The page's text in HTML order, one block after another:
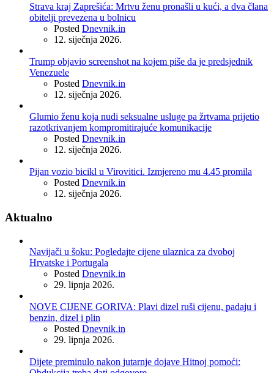
Strava kraj Zaprešića: Mrtvu ženu pronašli u kući, a dva člana
obitelji prevezena u bolnicu
Posted Dnevnik.in
12. siječnja 2026.
Trump objavio screenshot na kojem piše da je predsjednik
Venezuele
Posted Dnevnik.in
12. siječnja 2026.
Glumio ženu koja nudi seksualne usluge pa žrtvama prijetio
razotkrivanjem kompromitirajuće komunikacije
Posted Dnevnik.in
12. siječnja 2026.
Pijan vozio bicikl u Virovitici. Izmjereno mu 4.45 promila
Posted Dnevnik.in
12. siječnja 2026.
Aktualno
Navijači u šoku: Pogledajte cijene ulaznica za dvoboj
Hrvatske i Portugala
Posted Dnevnik.in
29. lipnja 2026.
NOVE CIJENE GORIVA: Plavi dizel ruši cijenu, padaju i
benzin, dizel i plin
Posted Dnevnik.in
29. lipnja 2026.
Dijete preminulo nakon jutarnje dojave Hitnoj pomoći: